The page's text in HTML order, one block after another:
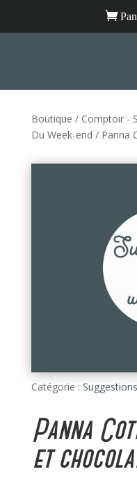

Boutique / Comptoir -
Du Week-end / Panna
Catégorie :
Panna
et